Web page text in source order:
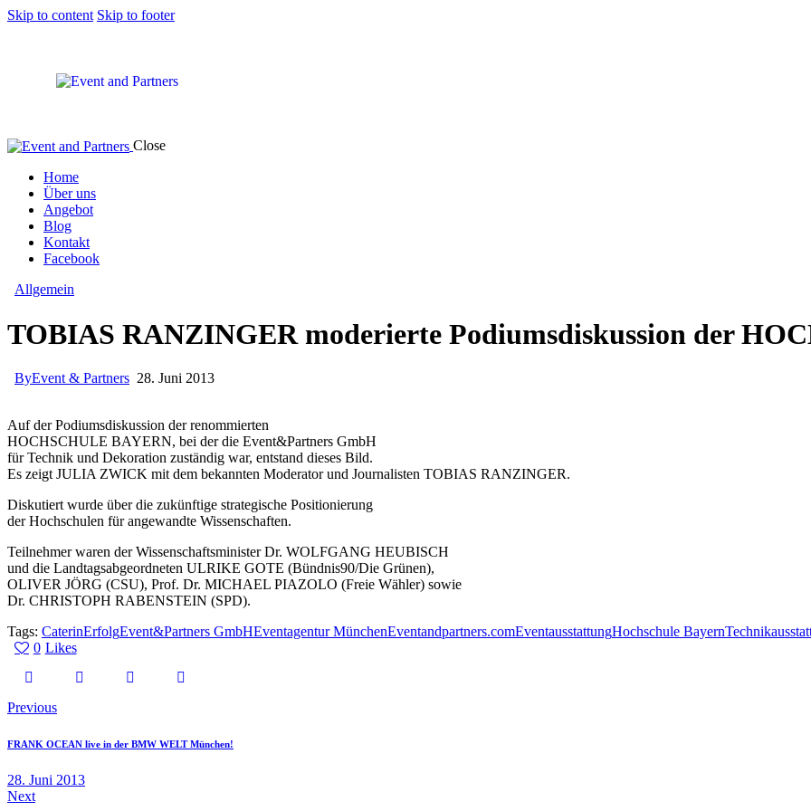
Skip to content Skip to footer
Close
Home
Über uns
Angebot
Blog
Kontakt
Facebook
Allgemein
TOBIAS RANZINGER moderierte Podiumsdiskussion der
ByEvent & Partners 28. Juni 2013
Auf der Podiumsdiskussion der renommierten
HOCHSCHULE BAYERN, bei der die Event&Partners GmbH
für Technik und Dekoration zuständig war, entstand dieses Bild.
Es zeigt JULIA ZWICK mit dem bekannten Moderator und Journalisten TOBIAS RANZINGER.
Diskutiert wurde über die zukünftige strategische Positionierung
der Hochschulen für angewandte Wissenschaften.
Teilnehmer waren der Wissenschaftsminister Dr. WOLFGANG HEUBISCH
und die Landtagsabgeordneten ULRIKE GOTE (Bündnis90/Die Grünen),
OLIVER JÖRG (CSU), Prof. Dr. MICHAEL PIAZOLO (Freie Wähler) sowie
Dr. CHRISTOPH RABENSTEIN (SPD).
Tags: CaterinErfolgEvent&Partners GmbHEventagentur MünchenEventandpartners.comEventausstattungHochschule Bayern
0 Likes
Previous
FRANK OCEAN live in der BMW WELT München!
28. Juni 2013
Next